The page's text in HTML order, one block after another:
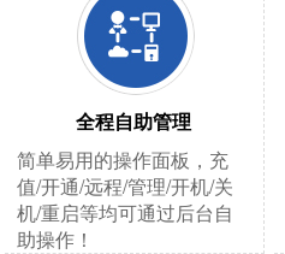
全程自助管理
简单易用的操作面板，充
值/开通/远程/管理/开机/关
机/重启等均可通过后台自
助操作！